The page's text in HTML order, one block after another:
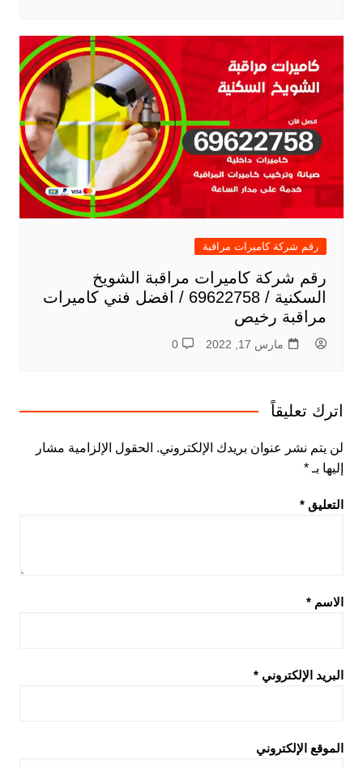
رقم شركة كاميرات مراقبة
رقم شركة كاميرات مراقبة الشويخ
السكنية / 69622758 / افضل فني كاميرات
مراقبة رخيص
مارس 17, 2022 0
اترك تعليقاً
لن يتم نشر عنوان بريدك الإلكتروني. الحقول الإلزامية مشار
إليها بـ *
التعليق *
الاسم *
البريد الإلكتروني *
الموقع الإلكتروني